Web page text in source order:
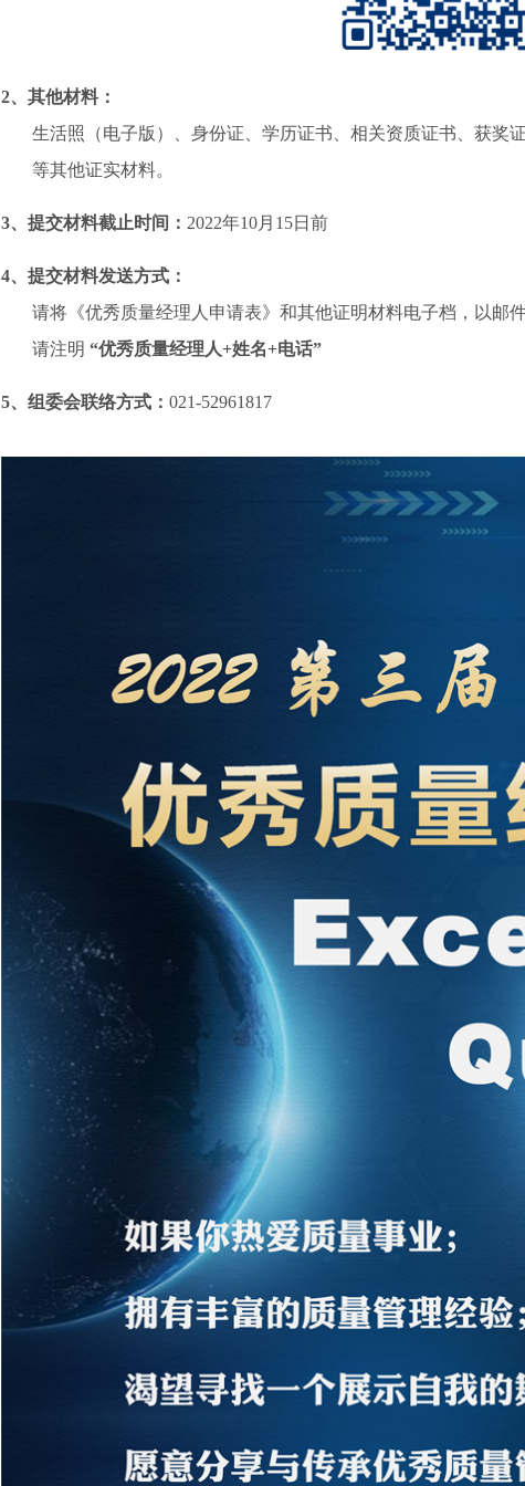
2、其他材料：
生活照（电子版）、身份证、学历证书、相关资质证书、获奖
等其他证实材料。
3、提交材料截止时间： 2022年10月15日前
4、提交材料发送方式：
请将《优秀质量经理人申请表》和其他证明材料电子档，以邮
请注明“优秀质量经理人+姓名+电话”
5、组委会联络方式：021-52961817